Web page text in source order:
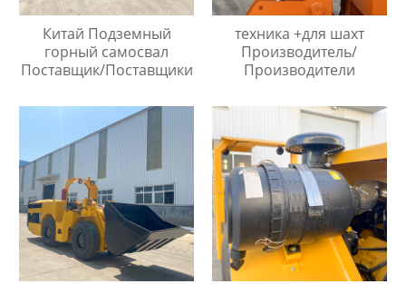
Китай Подземный
горный самосвал
Поставщик/Поставщики
техника +для шахт
Производитель/
Производители